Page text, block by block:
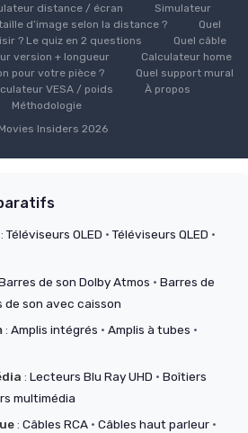
distance / écran
Simulateur
d’image selon la distance ?
Quel
? Le quiz en 2 questions
Quel câble
version + longueur
Calculateur home
pour votre pièce ?
Quel support mural
VESA / poids
À propos
Méthodologie
Insiders 2026
:Téléviseurs OLED ·Téléviseurs QLED ·
de son Dolby Atmos · Barres de
de son avec caisson
: Amplis intégrés · Amplis à tubes ·
: Lecteurs Blu Ray UHD · Boîtiers
multimédia
: Câbles RCA · Câbles haut parleur ·